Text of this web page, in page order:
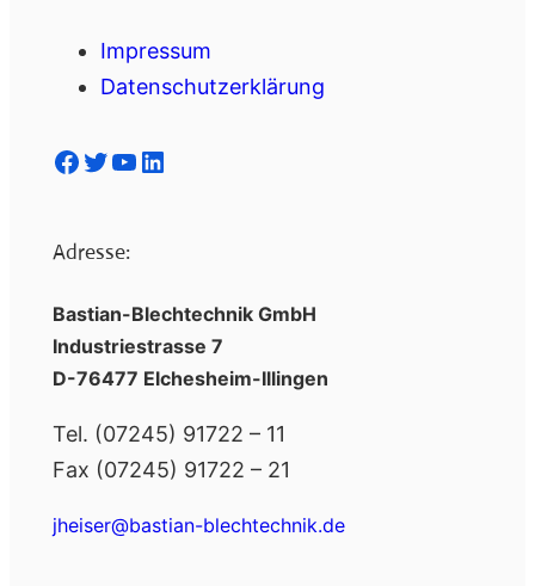
Impressum
Datenschutzerklärung
Facebook Twitter YouTube LinkedIn
Adresse:
Bastian-Blechtechnik GmbH
Industriestrasse 7
D-76477 Elchesheim-Illingen
Tel. (07245) 91722 – 11
Fax (07245) 91722 – 21
jheiser@bastian-blechtechnik.de